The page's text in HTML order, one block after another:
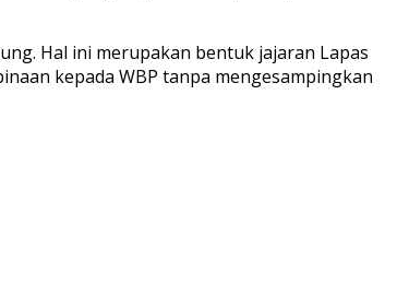
Hal ini merupakan bentuk jajaran Lapas
kepada WBP tanpa mengesampingkan